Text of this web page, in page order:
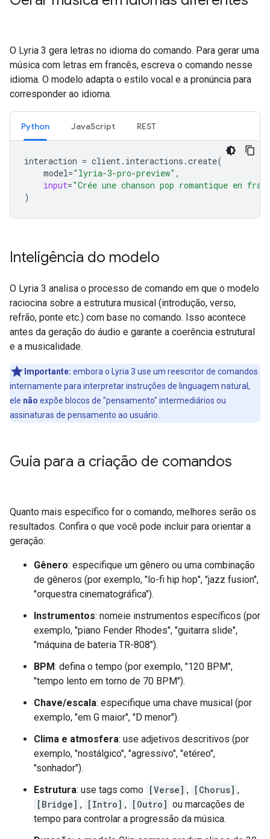
O Lyria 3 gera letras no idioma do comando. Para gerar uma
música com letras em francês, escreva o comando nesse
idioma. O modelo adapta o estilo vocal e a pronúncia para
corresponder ao idioma.
Python JavaScript REST
interaction = client. interactions .create(
model="lyria-3-pro-preview" ,
input="Crée une chanson pop romantique en
)
Inteligência do modelo
O Lyria 3 analisa o processo de comando em que o modelo
raciocina sobre a estrutura musical (introdução, verso,
refrão, ponte etc.) com base no comando. Isso acontece
antes da geração do áudio e garante a coerência estrutural
e a musicalidade.
Importante: embora o Lyria 3 use um reescritor de comandos
internamente para interpretar instruções de linguagem natural,
ele não expõe blocos de "pensamento" intermediários ou
assinaturas de pensamento ao usuário.
Guia para a criação de comandos
Quanto mais específico for o comando, melhores serão os
resultados. Confira o que você pode incluir para orientar a
geração:
Gênero: especifique um gênero ou uma combinação
de gêneros (por exemplo, "lo-fi hip hop", "jazz fusion",
"orquestra cinematográfica").
Instrumentos: nomeie instrumentos específicos (por
exemplo, "piano Fender Rhodes", "guitarra slide",
"máquina de bateria TR-808").
BPM: defina o tempo (por exemplo, "120 BPM",
"tempo lento em torno de 70 BPM").
Chave/escala: especifique uma chave musical (por
exemplo, "em G maior", "D menor").
Clima e atmosfera: use adjetivos descritivos (por
exemplo, "nostálgico", "agressivo", "etéreo",
"sonhador").
Estrutura: use tags como [Verse] , [Chorus] ,
[Bridge] , [Intro] , [Outro] ou marcações de
tempo para controlar a progressão da música.